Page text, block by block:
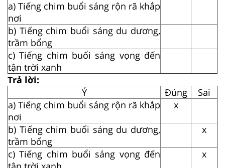
a) Tiếng chim buổi sáng rộn rã khắp
nơi
b) Tiếng chim buổi sáng du dương,
trầm bổng
c) Tiếng chim buổi sáng vọng đến
tận trời xanh
Trả lời:
Ý
Đúng
Sai
a) Tiếng chim buổi sáng rộn rã khắp
nơi
x
b) Tiếng chim buổi sáng du dương,
trầm bổng
x
c) Tiếng chim buổi sáng vọng đến
x